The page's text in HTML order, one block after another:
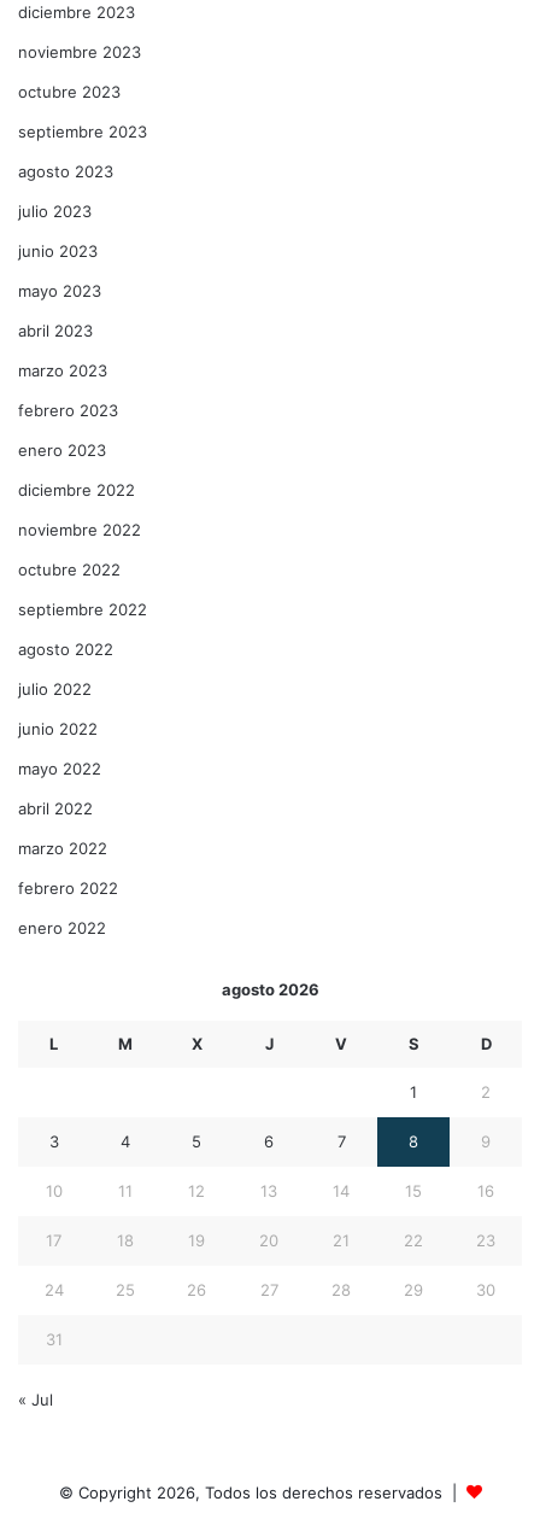
diciembre 2023
noviembre 2023
octubre 2023
septiembre 2023
agosto 2023
julio 2023
junio 2023
mayo 2023
abril 2023
marzo 2023
febrero 2023
enero 2023
diciembre 2022
noviembre 2022
octubre 2022
septiembre 2022
agosto 2022
julio 2022
junio 2022
mayo 2022
abril 2022
marzo 2022
febrero 2022
enero 2022
agosto 2026
L M X J V S D
1 2
3 4 5 6 7 8 9
10 11 12 13 14 15 16
17 18 19 20 21 22 23
24 25 26 27 28 29 30
31
« Jul
© Copyright 2026, Todos los derechos reservados |